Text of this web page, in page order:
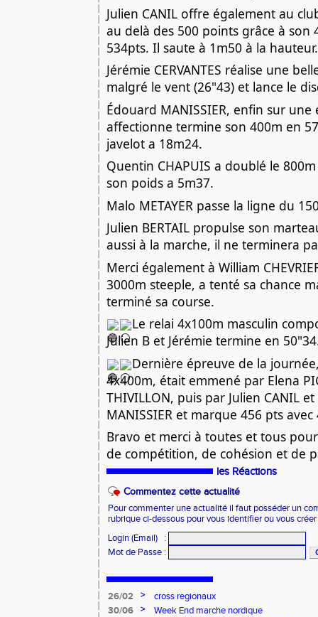
Julien CANIL offre également au
au delà des 500 points grâce à son
534pts. Il saute à 1m50 à la hauteur.
Jérémie CERVANTES réalise une
malgré le vent (26"43) et lance le
Édouard MANISSIER, enfin sur une
affectionne termine son 400m en
javelot a 18m24.
Quentin CHAPUIS a doublé le
son poids a 5m37.
Malo METAYER passe la ligne du
Julien BERTAIL propulse son
aussi à la marche, il ne terminera
Merci également à William
3000m steeple, a tenté sa chance
terminé sa course.
Le relai 4x100m masculin
Julien B et Jérémie termine en
Dernière épreuve de la
4x400m, était emmené par Elena
THIVILLON, puis par Julien CANIL
MANISSIER et marque 456 pts avec
Bravo et merci à toutes et tous
de compétition, de cohésion et de
les Réactions
Commentez cette actualité
Pour commenter une actualité il faut posséder un
rubrique ci-dessous pour vous identifier ou vous
Login (Email)
:
Mot de Passe :
26/02 >
cross regionaux
30/06
>
Week End marche nordique